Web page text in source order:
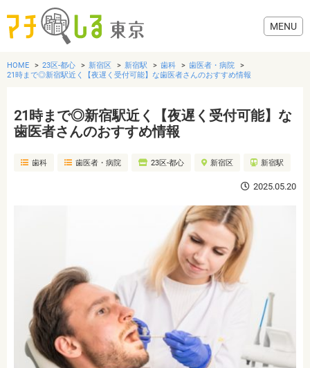
グルメ
美容・健康
生活
HOME 23区-都心 新宿区 新宿駅 歯科
歯医者・病院
21時まで◎新宿駅近く【夜遅く受付可能】な歯医者さんのおすすめ情報
21時まで◎新宿駅近く【夜遅く受付可能】な
歯医者さんのおすすめ情報
歯科 歯医者・病院 23区-都心 新宿区 新宿駅
2025.05.20